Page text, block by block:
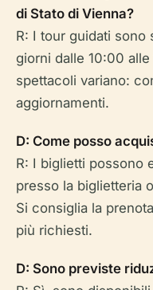
di Stato di Vienna?
R: I tour guidati sono
giorni dalle 10:00
spettacoli variano:
aggiornamenti.
D: Come posso
R: I biglietti possono
presso la biglietteria
Si consiglia la
più richiesti.
D: Sono previste